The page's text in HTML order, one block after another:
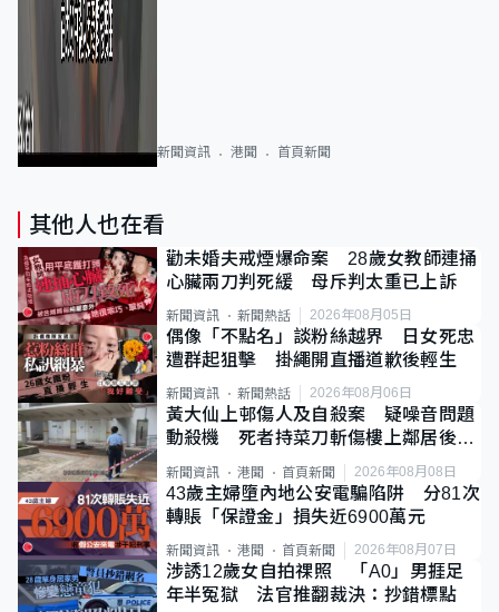
新聞資訊 港聞 首頁新聞
其他人也在看
勸未婚夫戒煙爆命案 28歲女教師連捅
心臟兩刀判死緩 母斥判太重已上訴
新聞資訊 新聞熱話 2026年08月05日
偶像「不點名」談粉絲越界 日女死忠
遭群起狙擊 掛繩開直播道歉後輕生
新聞資訊 新聞熱話 2026年08月06日
黃大仙上邨傷人及自殺案 疑噪音問題
動殺機 死者持菜刀斬傷樓上鄰居後墮
新聞資訊 港聞 首頁新聞 2026年08月08日
43歲主婦墮內地公安電騙陷阱 分81次
轉賬「保證金」損失近6900萬元
新聞資訊 港聞 首頁新聞 2026年08月07日
涉誘12歲女自拍祼照 「A0」男捱足
年半冤獄 法官推翻裁決：抄錯標點